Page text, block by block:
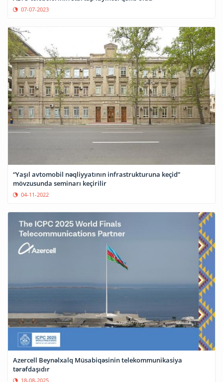
07-07-2023
“Yaşıl avtomobil nəqliyyatının infrastrukturuna keçid”
mövzusunda seminarı keçirilir
04-11-2022
Azercell Beynəlxalq Müsabiqəsinin telekommunikasiya
tərəfdaşıdır
18-08-2025